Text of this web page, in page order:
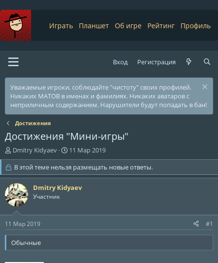
Играть Планшет Об игре Рейтинг Профиль
Вход Регистрация
Уважаемые игроки, соблюдайте "чистоту" своих профилей.
Никаких МАТОВ в именах и фамилиях. Никаких аватаров с
неприличным содержанием. Нарушители будут попадать в бан!
Достижения
Достижения "Мини-игры"
А
в
т
о
р
т
е
м
ы
Dmitry Kidyaev
Д
а
т
а
н
а
а
11 Мар 2019
В этой теме нельзя размещать новые ответы.
Dmitry Kidyaev
Участник
11 Мар 2019 #1
Обычные